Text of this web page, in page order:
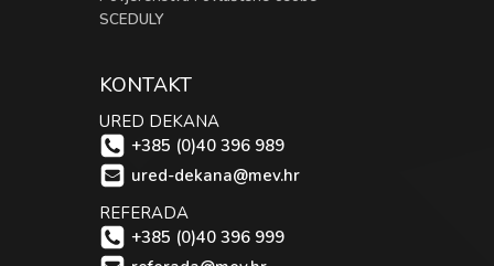
SCEDULY
KONTAKT
URED DEKANA
+385 (0)40 396 989
ured-dekana@mev.hr
REFERADA
+385 (0)40 396 999